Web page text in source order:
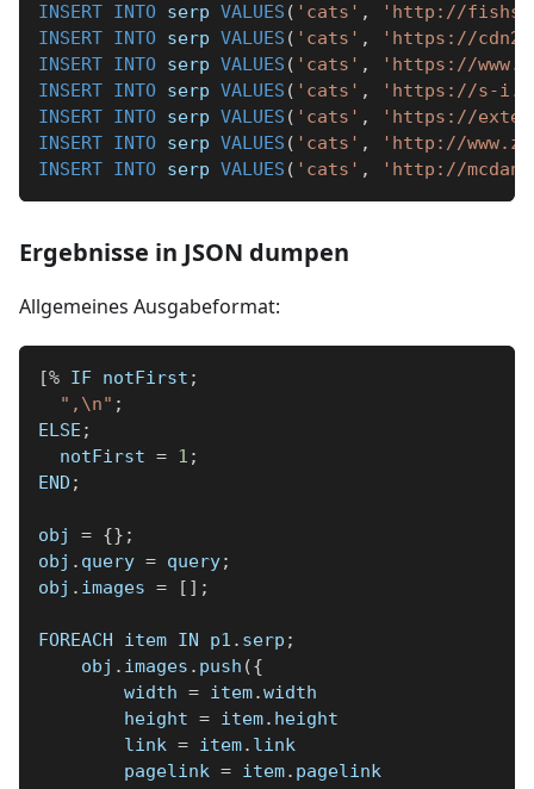
INSERT INTO serp VALUES ( 'cats' ,
'http://
INSERT INTO serp VALUES ( 'cats' ,
'https://
INSERT INTO serp VALUES ( 'cats' ,
'https://
INSERT INTO serp VALUES ( 'cats' ,
'https://s-
INSERT INTO serp VALUES ( 'cats' ,
'https://
INSERT INTO serp VALUES ( 'cats' ,
'http://
INSERT INTO serp VALUES ( 'cats' , 'http://
Ergebnisse in JSON dumpen
Allgemeines Ausgabeformat:
[% IF notFirst ;
",\n" ;
ELSE ;
  notFirst
= 1 ;
END ;
obj = {} ;
obj . query = query;
obj . images = [ ] ;
FOREACH item IN p1 . serp ;
    obj
. images . push ({
        width
= item.width
        height
= item. height
        link
= item. link
        pagelink
= item. pagelink